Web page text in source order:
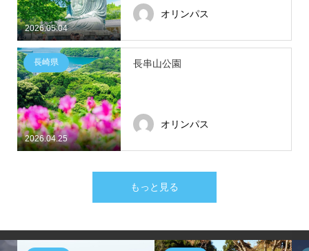
2026.05.04
オリンパス
2026.04.25
長崎県 長串山公園
オリンパス
もっと見る